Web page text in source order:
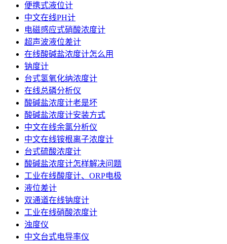
便携式液位计
中文在线PH计
电磁感应式硝酸浓度计
超声波液位差计
在线酸碱盐浓度计怎么用
钠度计
台式氢氧化纳浓度计
在线总磷分析仪
酸碱盐浓度计老是坏
酸碱盐浓度计安装方式
中文在线余氯分析仪
中文在线铵根离子浓度计
台式硫酸浓度计
酸碱盐浓度计怎样解决问题
工业在线酸度计、ORP电极
液位差计
双通道在线钠度计
工业在线硝酸浓度计
浊度仪
中文台式电导率仪